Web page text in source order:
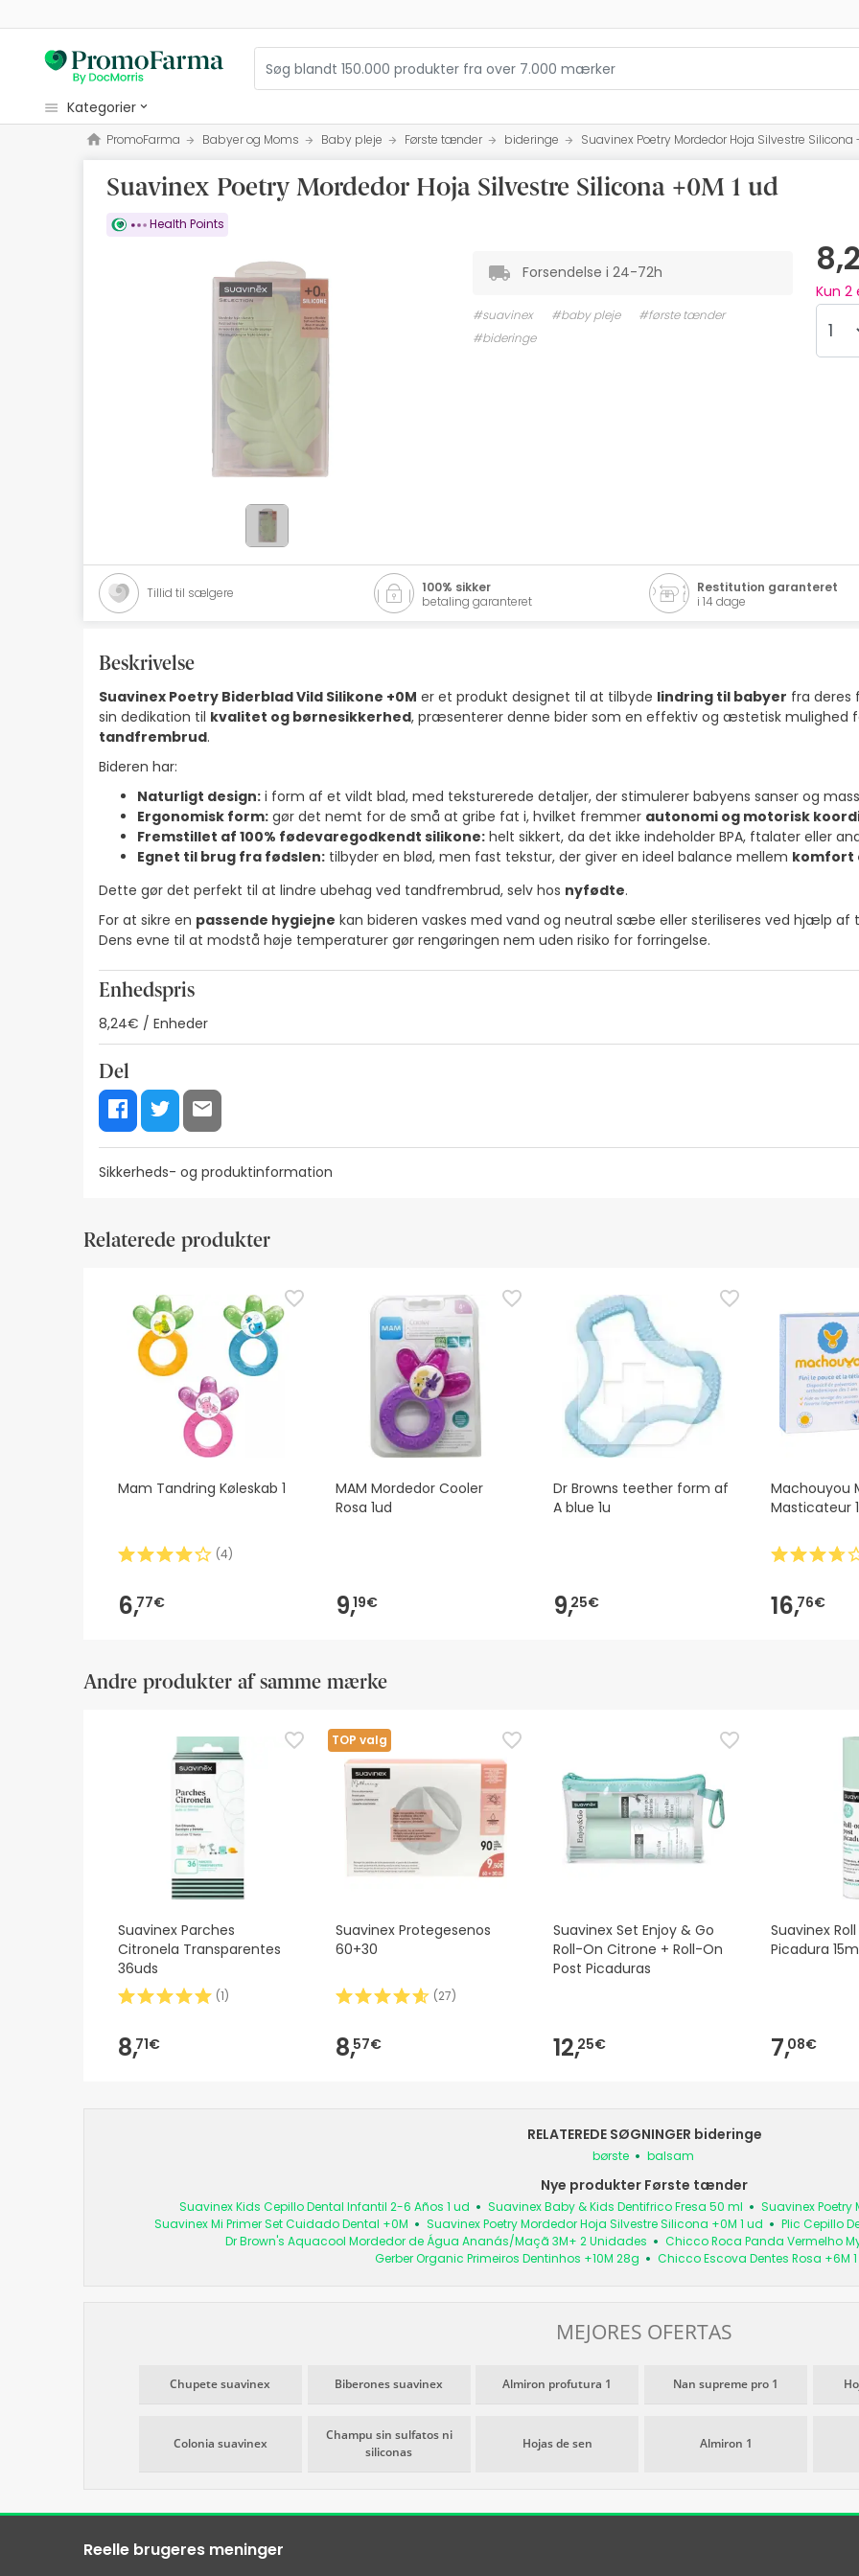
kategorier
kosmetiske
sundhed
hygiejne
Bedste sælgere
Health Points
PromoFarma Babyer og Moms Baby pleje Første tænder bideringe Suavinex Poetry Mordedor Hoja Silvestre Silicona
Suavinex Poetry Mordedor Hoja Silvestre Silicona +0M 1 ud
Health Points
Kun 2
Forsendelse i 24-72h
#suavinex #baby pleje
#første tænder
#bideringe
Tillid til sælgere
100% sikker
betaling garanteret
Restitution garanteret
i 14 dage
Beskrivelse
Suavinex Poetry Biderblad Vild Silikone +0M er et produkt designet til at tilbyde lindring til babyer fra deres
sin dedikation til kvalitet og børnesikkerhed, præsenterer denne bider som en effektiv og æstetisk mulighed
tandfrembrud.
Bideren har:
Naturligt design: i form af et vildt blad, med teksturerede detaljer, der stimulerer babyens sanser og
Ergonomisk form: gør det nemt for de små at gribe fat i, hvilket fremmer autonomi og motorisk
Fremstillet af 100% fødevaregodkendt silikone: helt sikkert, da det ikke indeholder BPA, ftalater eller
Egnet til brug fra fødslen: tilbyder en blød, men fast tekstur, der giver en ideel balance mellem komfort
Dette gør det perfekt til at lindre ubehag ved tandfrembrud, selv hos nyfødte.
For at sikre en passende hygiejne kan bideren vaskes med vand og neutral sæbe eller steriliseres ved hjælp
Dens evne til at modstå høje temperaturer gør rengøringen nem uden risiko for forringelse.
Enhedspris
8,24€ / Enheder
Del
Sikkerheds- og produktinformation
Ressourcer til visuel sikkerhedskode
mellemtiden anbefaler vi, at du læser de sikkerhedsoplysninger, der følger med produktet, før du bruger det. Hvis
velkommen til at kontakte os. Hvis du ønsker det, kan du også returnere det ved at følge vores
vilkår og
Relaterede produkter
Mam Tandring Køleskab 1
(4)
6,77€
MAM Mordedor Cooler
Rosa 1ud
9,19€
Dr Browns teether form af
A blue 1u
9,25€
Machouyou
Masticateur
16,76€
Andre produkter af samme mærke
Suavinex Parches
Citronela Transparentes
36uds
(1)
8,71€
TOP valg
Suavinex Protegesenos
60+30
(27)
8,57€
Suavinex Set Enjoy & Go
Roll-On Citrone + Roll-On
Post Picaduras
12,25€
Suavinex
Picadura
7,08€
RELATEREDE SØGNINGER bideringe
børste balsam
Nye produkter Første tænder
Suavinex Kids Cepillo Dental Infantil 2-6 Años 1 ud Suavinex Baby & Kids Dentifrico Fresa 50 ml
Suavinex Poetry
Suavinex Mi Primer Set Cuidado Dental +0M
Suavinex Poetry Mordedor Hoja Silvestre Silicona +0M 1 ud
Plic Cepillo
Dr Brown's Aquacool Mordedor de Água Ananás/Maçã 3M+ 2 Unidades
Chicco Roca Panda Vermelho
Gerber Organic Primeiros Dentinhos +10M 28g
Chicco Escova Dentes Rosa +6M
MEJORES OFERTAS
Chupete suavinex Biberones suavinex Almiron profutura 1 Nan supreme pro 1
Colonia suavinex
Champu sin sulfatos ni
siliconas
Hojas de sen Almiron 1
Reelle brugeres meninger